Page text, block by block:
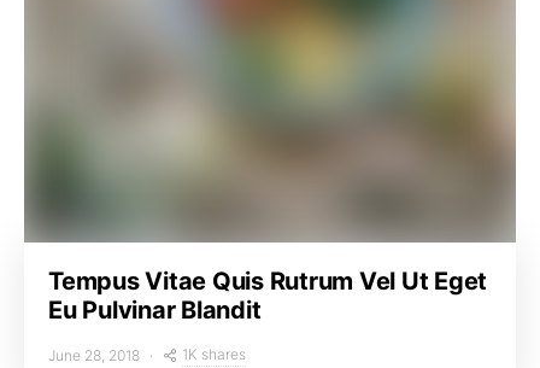
Tempus Vitae Quis Rutrum Vel Ut Eget
Eu Pulvinar Blandit
June 28, 2018 1K shares